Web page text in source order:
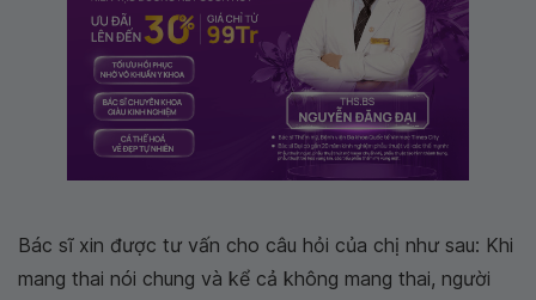
Bác sĩ xin được tư vấn cho câu hỏi của chị như sau: Khi
mang thai nói chung và kể cả không mang thai, người